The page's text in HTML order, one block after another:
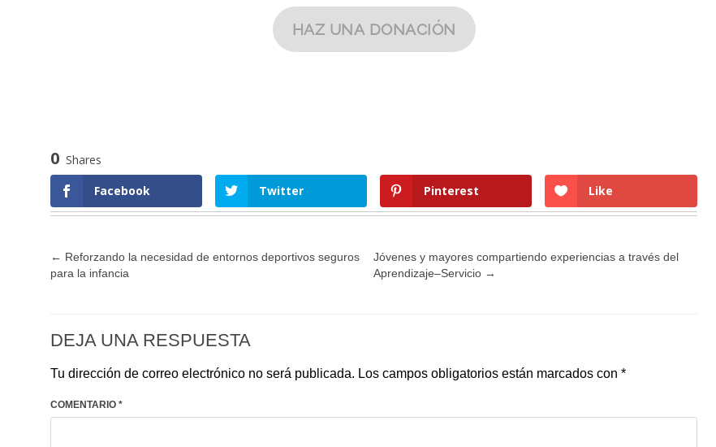
0 Shares
Facebook
Twitter Pinterest Like
← Reforzando la necesidad de entornos deportivos seguros
para la infancia
Jóvenes y mayores compartiendo experiencias a través del
Aprendizaje–Servicio →
DEJA UNA RESPUESTA
Tu dirección de correo electrónico no será publicada. Los campos obligatorios están marcados con *
COMENTARIO *